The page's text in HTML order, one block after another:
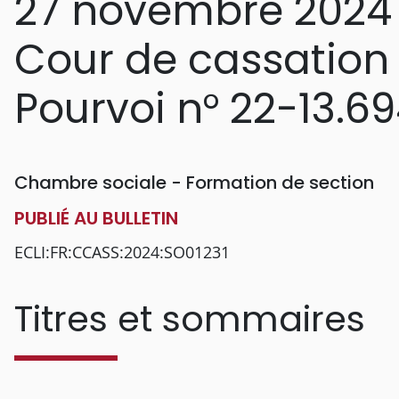
Cour de cassation
Pourvoi n° 22-
Chambre sociale - Formation de section
PUBLIÉ AU BULLETIN
ECLI:FR:CCASS:2024:SO01231
Titres et sommaires